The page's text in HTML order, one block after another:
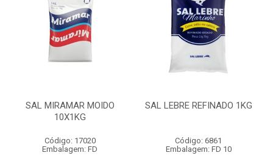
SAL MIRAMAR MOIDO
10X1KG
Código: 17020
Embalagem: FD
SAL LEBRE REFINADO 1KG
Código: 6861
Embalagem: FD 10